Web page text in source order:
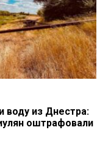
воду из Днестра:
оштрафовали